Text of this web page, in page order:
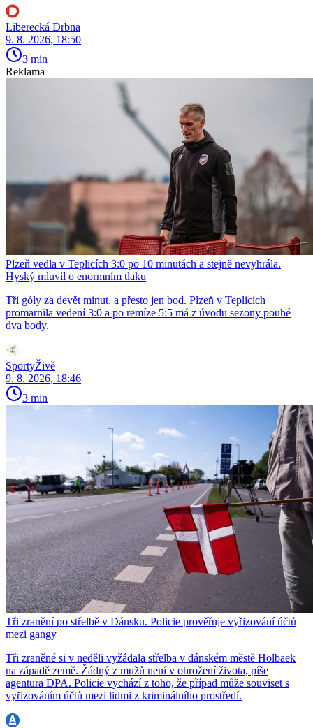
Liberecká Drbna
9. 8. 2026, 18:50
3 min
Reklama
Plzeň vedla v Teplicích 3:0 po 10 minutách a stejně nevyhrála.
Hyský mluvil o enormním tlaku
Tři góly za devět minut, a přesto jen bod. Plzeň v Teplicích
promarnila vedení 3:0 a po remíze 5:5 má z úvodu sezony pouhé
dva body.
SportyŽivě
9. 8. 2026, 18:46
3 min
Tři zranění po střelbě v Dánsku. Policie prověřuje vyřizování účtů
mezi gangy
Tři zraněné si v neděli vyžádala střelba v dánském městě Holbaek
na západě země. Žádný z mužů není v ohrožení života, píše
agentura DPA. Policie vychází z toho, že případ může souviset s
vyřizováním účtů mezi lidmi z kriminálního prostředí.